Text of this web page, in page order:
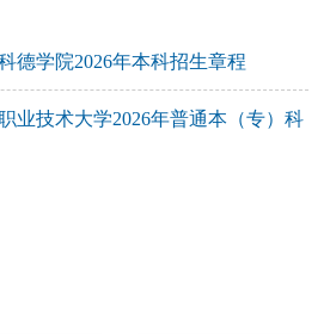
德学院2026年本科招生章程
业技术大学2026年普通本（专）科